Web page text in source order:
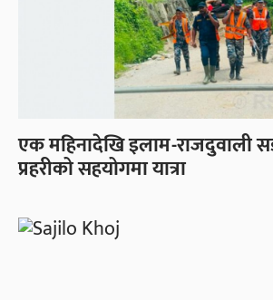
एक महिनादेखि इलाम-राजदुवाली
प्रहरीको सहयोगमा यात्रा